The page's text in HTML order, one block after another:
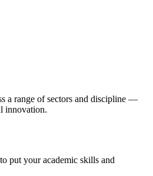
a range of sectors and discipline —
innovation.
put your academic skills and